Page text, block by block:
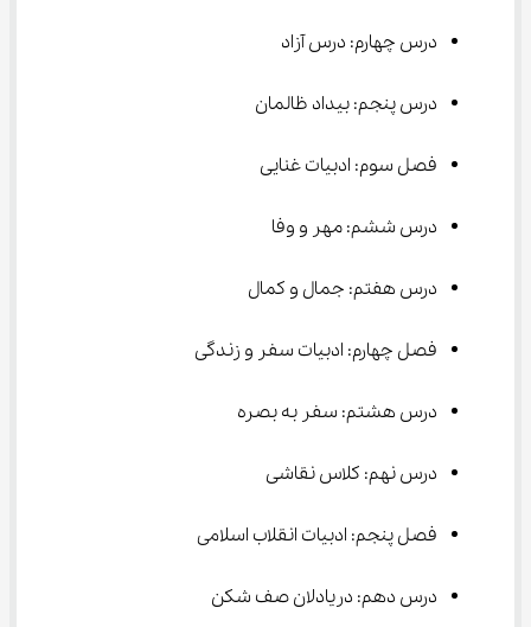
درس چهارم: درس آزاد
درس پنجم: بیداد ظالمان
فصل سوم: ادبیات غنایی
درس ششم: مهر و وفا
درس هفتم: جمال و کمال
فصل چهارم: ادبیات سفر و زندگی
درس هشتم: سفر به بصره
درس نهم: کلاس نقاشی
فصل پنجم: ادبیات انقلاب اسلامی
درس دهم: دریادلان صف شکن